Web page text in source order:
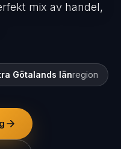
mix av handel,
Götalands länregion